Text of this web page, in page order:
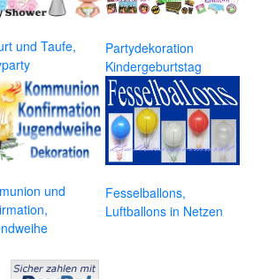
und Taufe,
Partydekoration
Kindergeburtstag
und
Fesselballons,
Luftballons in Netzen